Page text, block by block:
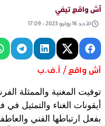
آش واقع تيفي
الأحد 16 يوليو 2023 - 17:09
آش واقع / أ.ف.ب
توفيت المغنية والممثلة
أيقونات الغناء والتمثيل
بفعل ارتباطها الفني